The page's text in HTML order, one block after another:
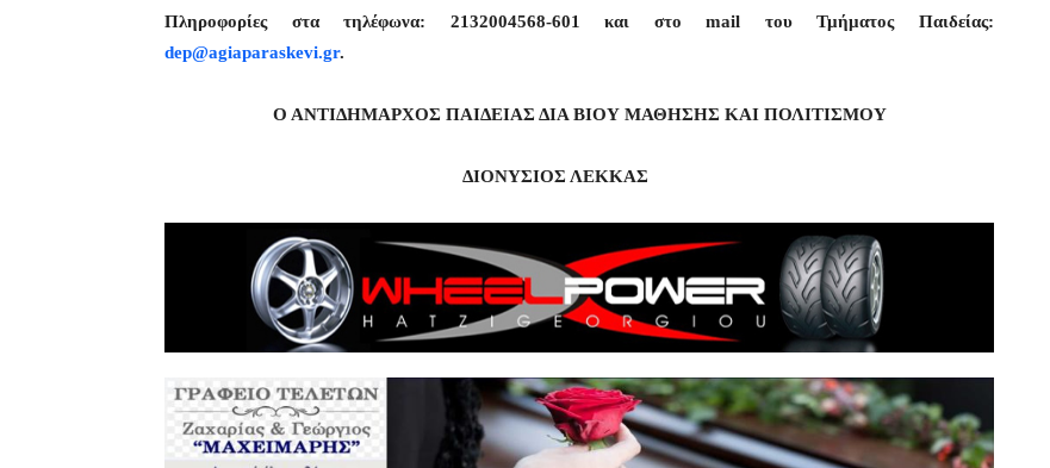
Πληροφορίες στα τηλέφωνα: 2132004568-601 και στοmail του Τμήματος Παιδείας:
dep@agiaparaskevi.gr.
Ο ΑΝΤΙΔΗΜΑΡΧΟΣ ΠΑΙΔΕΙΑΣ ΔΙΑ ΒΙΟΥ ΜΑΘΗΣΗΣ ΚΑΙ ΠΟΛΙΤΙΣΜΟΥ
ΔΙΟΝΥΣΙΟΣ ΛΕΚΚΑΣ